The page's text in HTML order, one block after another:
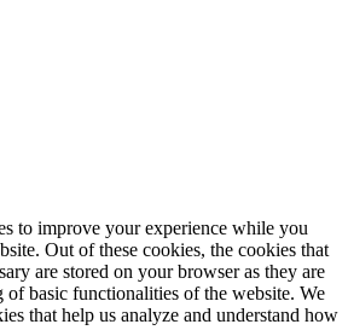
to improve your experience while you
Out of these cookies, the cookies that
are stored on your browser as they are
of basic functionalities of the website. We
that help us analyze and understand how